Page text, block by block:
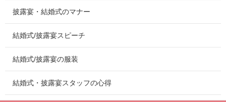
披露宴・結婚式のマナー
結婚式/披露宴スピーチ
結婚式/披露宴の服装
結婚式・披露宴スタッフの心得